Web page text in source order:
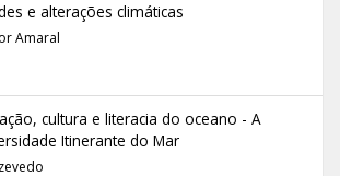
e alterações climáticas
Amaral
cultura e literacia do oceano - A
Itinerante do Mar